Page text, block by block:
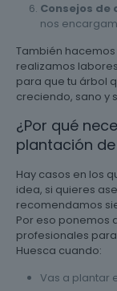
Consejos de
nos
También
realizamos
para que tu árbol
creciendo, sano y
¿Por qué
plantación
Hay casos en los
idea, si quieres
recomendamos
Por eso ponemos
profesionales
Huesca cuando:
Vas a plantar